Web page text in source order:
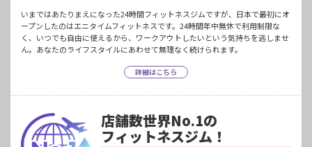
いまではあたりまえになった24時間フィットネスジムですが、日本で最初にオ
ープンしたのはエニタイムフィットネスです。24時間年中無休で利用制限な
く、いつでも自由に使えるから、ワークアウトしたいという気持ちを逃しませ
ん。あなたのライフスタイルにあわせて無理なく続けられます。
詳細はこちら
店舗数世界No.1の
フィットネスジム！